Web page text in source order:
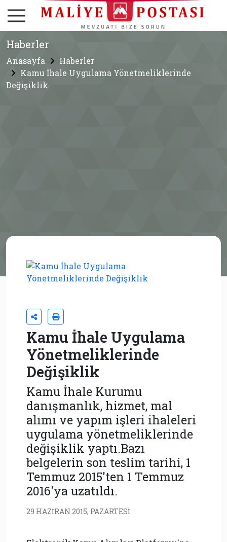
Haberler
Anasayfa
Haberler
Kamu İhale Uygulama Yönetmeliklerinde
Değişiklik
Kamu İhale Uygulama
Yönetmeliklerinde
Değişiklik
Kamu İhale Kurumu
danışmanlık, hizmet, mal
alımı ve yapım işleri ihaleleri
uygulama yönetmeliklerinde
değişiklik yaptı.Bazı
belgelerin son teslim tarihi, 1
Temmuz 2015'ten 1 Temmuz
2016'ya uzatıldı.
29 HAZIRAN 2015, PAZARTESI